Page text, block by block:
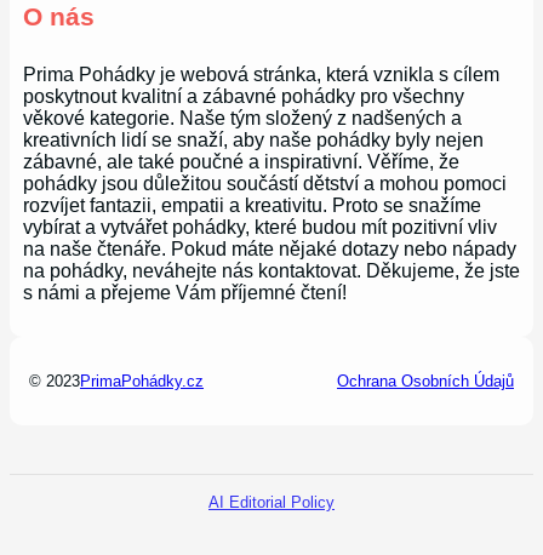
O nás
Prima Pohádky je webová stránka, která vznikla s cílem
poskytnout kvalitní a zábavné pohádky pro všechny
věkové kategorie. Naše tým složený z nadšených a
kreativních lidí se snaží, aby naše pohádky byly nejen
zábavné, ale také poučné a inspirativní. Věříme, že
pohádky jsou důležitou součástí dětství a mohou pomoci
rozvíjet fantazii, empatii a kreativitu. Proto se snažíme
vybírat a vytvářet pohádky, které budou mít pozitivní vliv
na naše čtenáře. Pokud máte nějaké dotazy nebo nápady
na pohádky, neváhejte nás kontaktovat. Děkujeme, že jste
s námi a přejeme Vám příjemné čtení!
© 2023PrimaPohádky.cz Ochrana Osobních Údajů
AI Editorial Policy